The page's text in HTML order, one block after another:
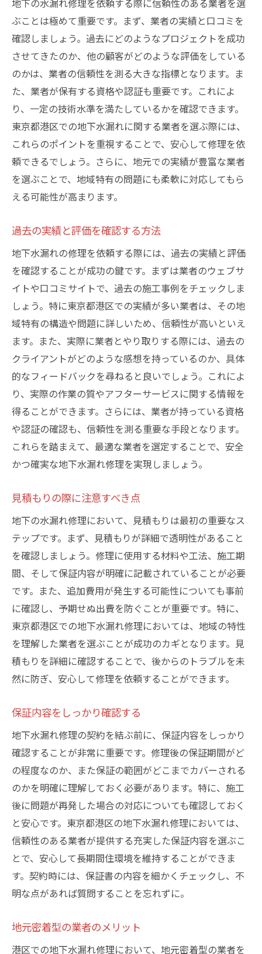
地下の水漏れ修理を依頼する際に信頼性のある業者を選
ぶことは極めて重要です。まず、業者の実績と口コミを
確認しましょう。過去にどのようなプロジェクトを成功
させてきたのか、他の顧客がどのような評価をしている
のかは、業者の信頼性を測る大きな指標となります。ま
た、業者が保有する資格や認証も重要です。これによ
り、一定の技術水準を満たしているかを確認できます。
東京都港区での地下水漏れに関する業者を選ぶ際には、
これらのポイントを重視することで、安心して修理を依
頼できるでしょう。さらに、地元での実績が豊富な業者
を選ぶことで、地域特有の問題にも柔軟に対応してもら
える可能性が高まります。
過去の実績と評価を確認する方法
地下水漏れの修理を依頼する際には、過去の実績と評価
を確認することが成功の鍵です。まずは業者のウェブサ
イトや口コミサイトで、過去の施工事例をチェックしま
しょう。特に東京都港区での実績が多い業者は、その地
域特有の構造や問題に詳しいため、信頼性が高いといえ
ます。また、実際に業者とやり取りする際には、過去の
クライアントがどのような感想を持っているのか、具体
的なフィードバックを尋ねると良いでしょう。これによ
り、実際の作業の質やアフターサービスに関する情報を
得ることができます。さらには、業者が持っている資格
や認証の確認も、信頼性を測る重要な手段となります。
これらを踏まえて、最適な業者を選定することで、安全
かつ確実な地下水漏れ修理を実現しましょう。
見積もりの際に注意すべき点
地下の水漏れ修理において、見積もりは最初の重要なス
テップです。まず、見積もりが詳細で透明性があること
を確認しましょう。修理に使用する材料や工法、施工期
間、そして保証内容が明確に記載されていることが必要
です。また、追加費用が発生する可能性についても事前
に確認し、予期せぬ出費を防ぐことが重要です。特に、
東京都港区での地下水漏れ修理においては、地域の特性
を理解した業者を選ぶことが成功のカギとなります。見
積もりを詳細に確認することで、後からのトラブルを未
然に防ぎ、安心して修理を依頼することができます。
保証内容をしっかり確認する
地下水漏れ修理の契約を結ぶ前に、保証内容をしっかり
確認することが非常に重要です。修理後の保証期間がど
の程度なのか、また保証の範囲がどこまでカバーされる
のかを明確に理解しておく必要があります。特に、施工
後に問題が再発した場合の対応についても確認しておく
と安心です。東京都港区の地下水漏れ修理においては、
信頼性のある業者が提供する充実した保証内容を選ぶこ
とで、安心して長期間住環境を維持することができま
す。契約時には、保証書の内容を細かくチェックし、不
明な点があれば質問することを忘れずに。
地元密着型の業者のメリット
港区での地下水漏れ修理において、地元密着型の業者を